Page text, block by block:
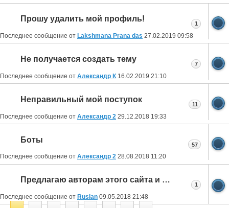
Прошу удалить мой профиль!
Последнее сообщение от Lakshmana Prana das 27.02.2019 09:58
1
Не получается создать тему
Последнее сообщение от Александр К 16.02.2019 21:10
7
Неправильный мой поступок
Последнее сообщение от Александр 2 29.12.2018 19:33
11
Боты
Последнее сообщение от Александр 2 28.08.2018 11:20
57
Предлагаю авторам этого сайта и форума перейти на защищенное соединение по https
Последнее сообщение от Ruslan 09.05.2018 21:48
1